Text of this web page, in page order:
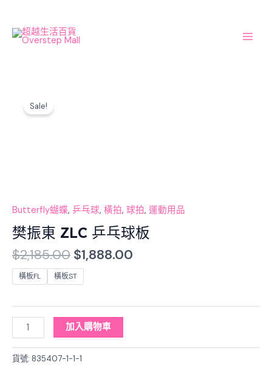
content
Sale!
Butterfly蝴蝶, 乒乓球, 橫拍, 球拍, 運動用品
樊振東 ZLC 乒乓球板
$2,185.00 $1,888.00
橫板FL 橫板ST
數
量
加入購物車
貨號: 835407-1-1-1